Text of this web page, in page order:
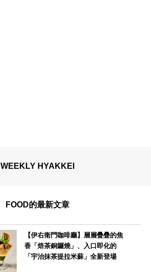
WEEKLY HYAKKEI
FOOD的最新文章
【伊右衛門咖啡廳】層層疊疊的焦
香「焙茶銅鑼燒」、入口即化的
「宇治抹茶提拉米蘇」全新登場